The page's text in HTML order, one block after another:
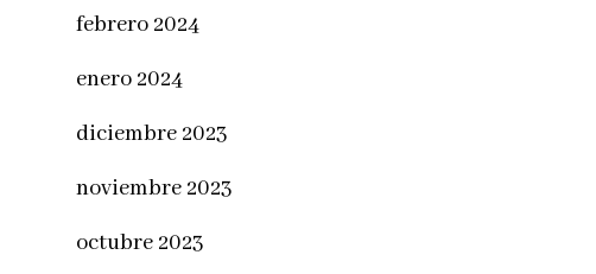
febrero 2024
enero 2024
diciembre 2023
noviembre 2023
octubre 2023